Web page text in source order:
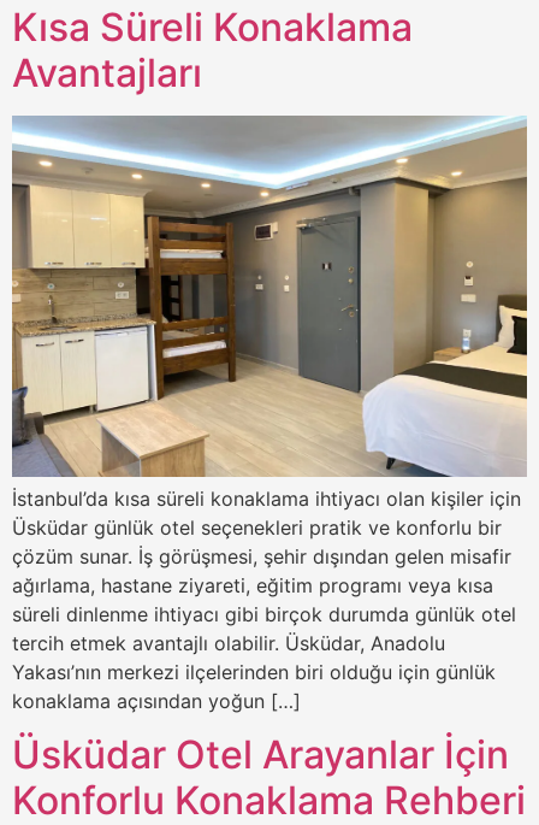
Kısa Süreli Konaklama
Avantajları
İstanbul’da kısa süreli konaklama ihtiyacı olan kişiler için
Üsküdar günlük otel seçenekleri pratik ve konforlu bir
çözüm sunar. İş görüşmesi, şehir dışından gelen misafir
ağırlama, hastane ziyareti, eğitim programı veya kısa
süreli dinlenme ihtiyacı gibi birçok durumda günlük otel
tercih etmek avantajlı olabilir. Üsküdar, Anadolu
Yakası’nın merkezi ilçelerinden biri olduğu için günlük
konaklama açısından yoğun […]
Üsküdar Otel Arayanlar İçin
Konforlu Konaklama Rehberi